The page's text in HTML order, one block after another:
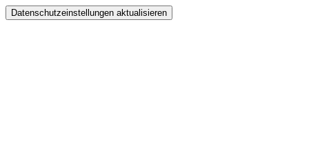
Datenschutzeinstellungen aktualisieren